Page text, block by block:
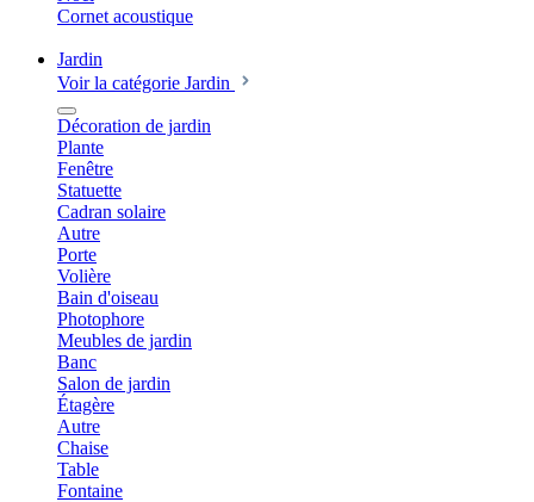
Cornet acoustique
Jardin
Voir la catégorie Jardin
Décoration de jardin
Plante
Fenêtre
Statuette
Cadran solaire
Autre
Porte
Volière
Bain d'oiseau
Photophore
Meubles de jardin
Banc
Salon de jardin
Étagère
Autre
Chaise
Table
Fontaine